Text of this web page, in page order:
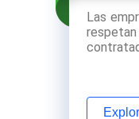
Las